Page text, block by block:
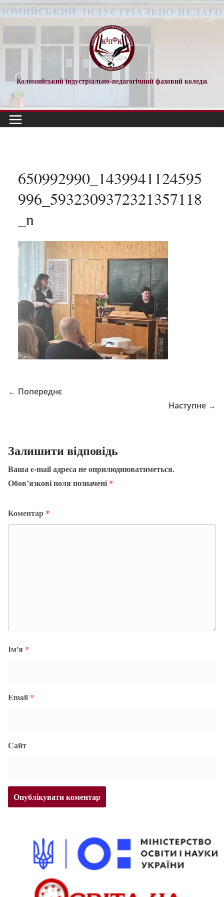
Перейти
до
Коломийський індустріально-педагогічний фаховий коледж
650992990_1439941124595
996_5932309372321357118
_n
← Попереднє
Наступне →
Залишити відповідь
Ваша e-mail адреса не оприлюднюватиметься.
Обов’язкові поля позначені *
Коментар *
Ім'я *
Email *
Сайт